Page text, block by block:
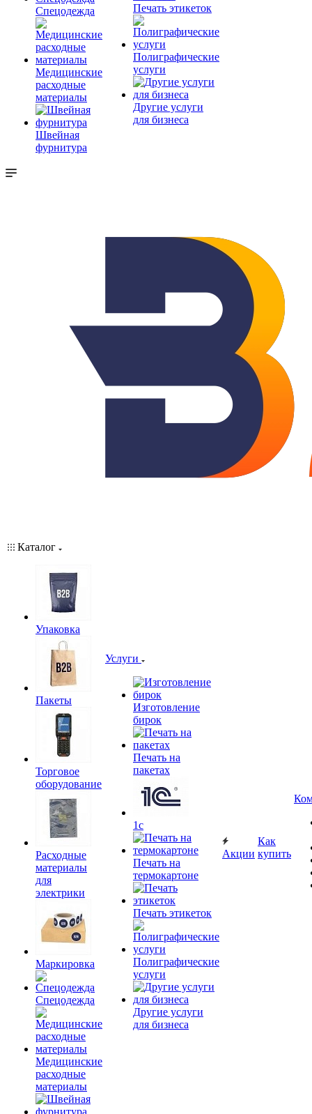
Спецодежда
Медицинские
расходные
материалы
Швейная
фурнитура
Печать этикеток
Полиграфические
услуги
Другие услуги
для бизнеса
Каталог
Упаковка
Пакеты
Торговое
оборудование
Расходные
материалы
для
электрики
Маркировка
Спецодежда
Медицинские
расходные
материалы
Услуги
Изготовление
бирок
Печать на
пакетах
1c
Печать на
термокартоне
Печать этикеток
Полиграфические
услуги
Другие услуги
для бизнеса
Акции
Как
купить